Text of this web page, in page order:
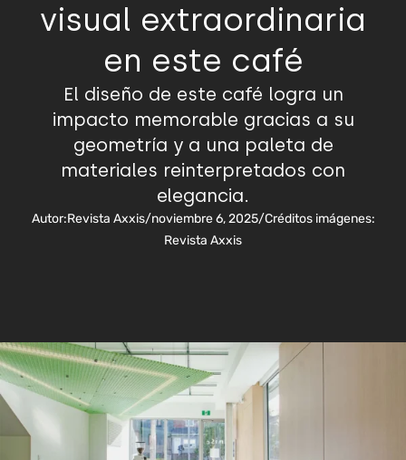
visual extraordinaria
en este café
El diseño de este café logra un
impacto memorable gracias a su
geometría y a una paleta de
materiales reinterpretados con
elegancia.
Autor:Revista Axxis/noviembre 6, 2025/Créditos imágenes:
Revista Axxis